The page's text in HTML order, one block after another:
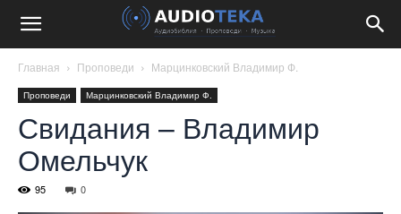
Главная Проповеди Марцинковский Владимир Ф.
Проповеди Марцинковский Владимир Ф.
Свидания – Владимир
Омельчук
95 0